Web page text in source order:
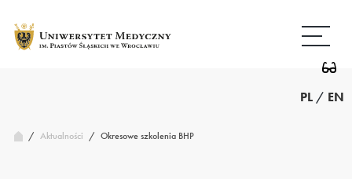
treści
strony
PL / EN
/ Aktualności / Okresowe szkolenia BHP